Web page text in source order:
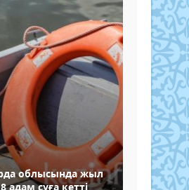
облысында жыл
адам суға кетті